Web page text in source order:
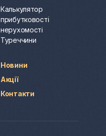
Калькулятор
прибутковості
нерухомості
Туреччини
Новини
Акції
Контакти